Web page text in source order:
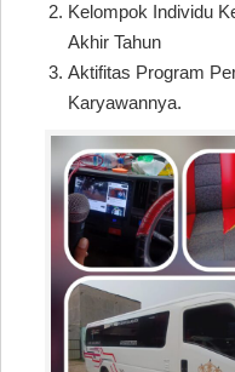
Kelompok Individu
Akhir Tahun
Aktifitas Program
Karyawannya.